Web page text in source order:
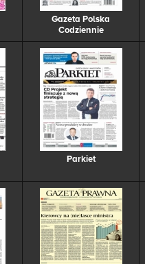
Gazeta Polska
Codziennie
Parkiet